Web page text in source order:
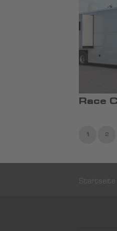
Race
1 2
Startseite